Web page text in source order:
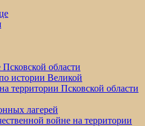
области
истории Великой
территории Псковской области
лагерей
войне на территории